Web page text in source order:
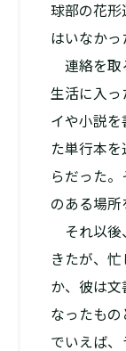
球部の花
はいなかっ
連絡を取
生活に入っ
イや小説を
た単行本
らだった
のある場所
それ以後
きたが、
か、彼は文
なったもの
でいえば